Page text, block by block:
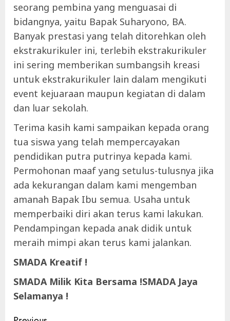
seorang pembina yang menguasai di
bidangnya, yaitu Bapak Suharyono, BA.
Banyak prestasi yang telah ditorehkan oleh
ekstrakurikuler ini, terlebih ekstrakurikuler
ini sering memberikan sumbangsih kreasi
untuk ekstrakurikuler lain dalam mengikuti
event kejuaraan maupun kegiatan di dalam
dan luar sekolah.
Terima kasih kami sampaikan kepada orang
tua siswa yang telah mempercayakan
pendidikan putra putrinya kepada kami.
Permohonan maaf yang setulus-tulusnya jika
ada kekurangan dalam kami mengemban
amanah Bapak Ibu semua. Usaha untuk
memperbaiki diri akan terus kami lakukan.
Pendampingan kepada anak didik untuk
meraih mimpi akan terus kami jalankan.
SMADA Kreatif !
SMADA Milik Kita Bersama !SMADA Jaya
Selamanya !